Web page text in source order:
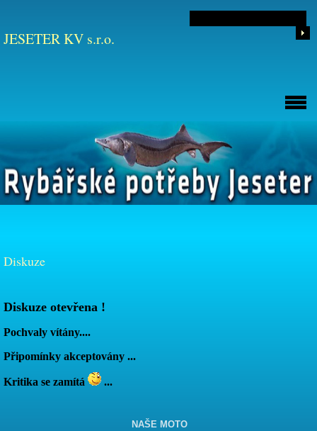
JESETER KV s.r.o.
Diskuze
Diskuze otevřena !
Pochvaly vítány....
Připomínky akceptovány ...
Kritika se zamítá ...
NAŠE MOTO